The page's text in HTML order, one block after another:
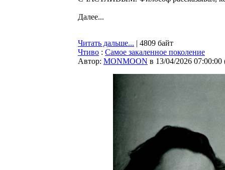
Далее...
Читать дальше... | 4809 байт
Чтиво : Самое закаленное поколение
Автор: MONMOON в 13/04/2026 07:00:00